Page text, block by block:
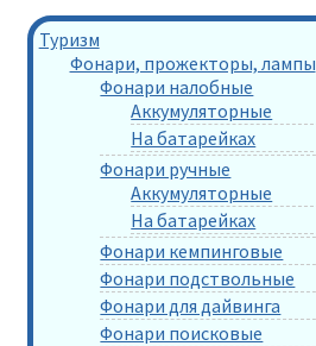
Туризм
Фонари, прожекторы, лампы
Фонари налобные
Аккумуляторные
На батарейках
Фонари ручные
Аккумуляторные
На батарейках
Фонари кемпинговые
Фонари подствольные
Фонари для дайвинга
Фонари поисковые